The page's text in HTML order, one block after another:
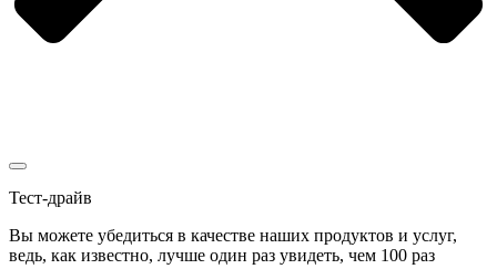
Тест-драйв
Вы можете убедиться в качестве наших продуктов и услуг,
ведь, как известно, лучше один раз увидеть, чем 100 раз